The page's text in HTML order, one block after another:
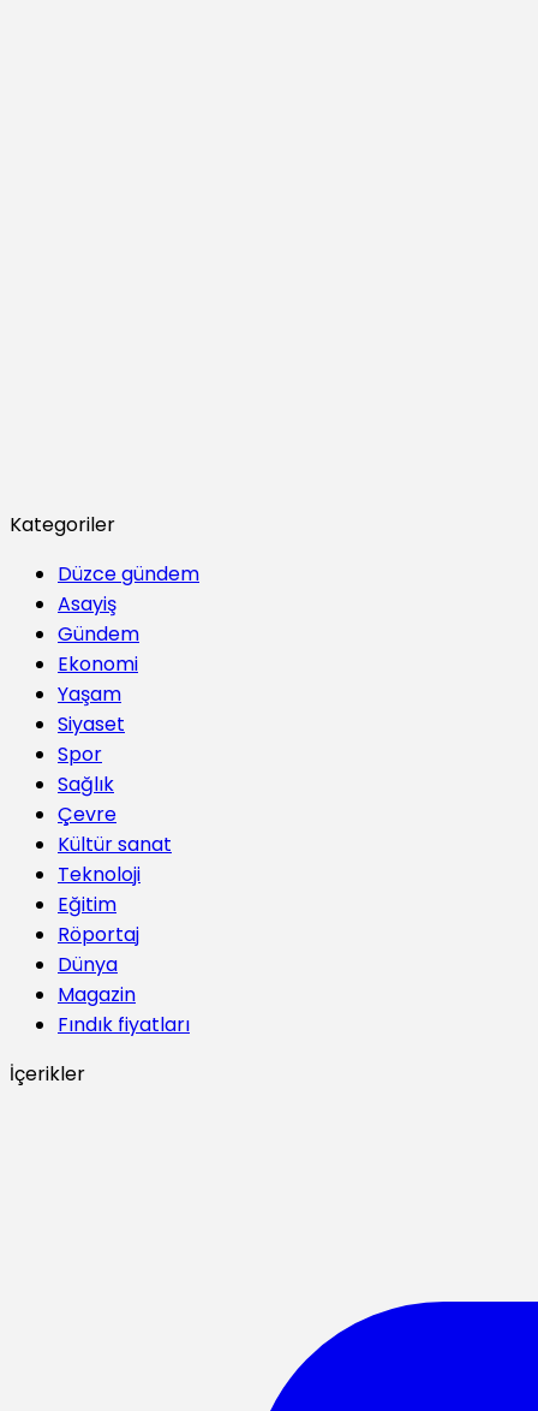
Kategoriler
Düzce gündem
Asayiş
Gündem
Ekonomi
Yaşam
Siyaset
Spor
Sağlık
Çevre
Kültür sanat
Teknoloji
Eğitim
Röportaj
Dünya
Magazin
Fındık fiyatları
İçerikler